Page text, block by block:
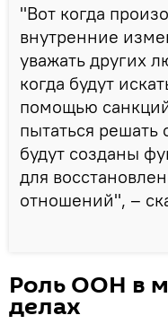
"Вот когда
внутренние
уважать других
когда будут
помощью
пытаться решать
будут созданы
для
отношений", –
Роль ООН в
делах